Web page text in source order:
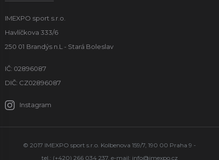
IMEXPO sport s.r.o.
Havlíčkova 333/6
250 01 Brandýs n.L - Stará Boleslav
IČ: 02896087
DIČ: CZ02896087
Instagram
© 2017 IMEXPO sport s.r.o. Kolbenova 159/7, 190 00 Praha 9 -
tel.: (+420) 266 034 237, e-mail: info@imexpo.cz